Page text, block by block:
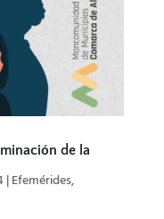
de la
| Efemérides,